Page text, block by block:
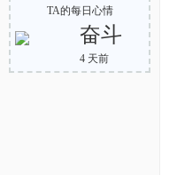
TA的每日心情
奋斗
4 天前